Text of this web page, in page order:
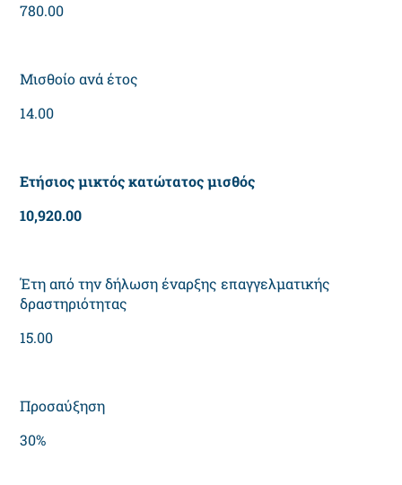
780.00
Μισθοίο ανά έτος
14.00
Ετήσιος μικτός κατώτατος μισθός
10,920.00
Έτη από την δήλωση έναρξης επαγγελματικής
δραστηριότητας
15.00
Προσαύξηση
30%